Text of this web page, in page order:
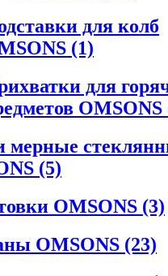
для колб
(1)
для
OMSONS
мерные
(5)
OMSONS (3)
OMSONS (23)